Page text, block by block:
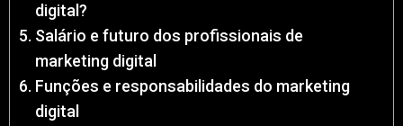
digital?
Salário e futuro dos profissionais de
marketing digital
Funções e responsabilidades do marketing
digital